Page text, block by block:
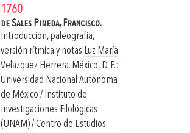
1760
de Sales Pineda, Francisco.
Introducción, paleografía,
versión rítmica y notas Luz María
Velázquez Herrera. México, D. F.:
Universidad Nacional Autónoma
de México / Instituto de
Investigaciones Filológicas
(UNAM) / Centro de Estudios